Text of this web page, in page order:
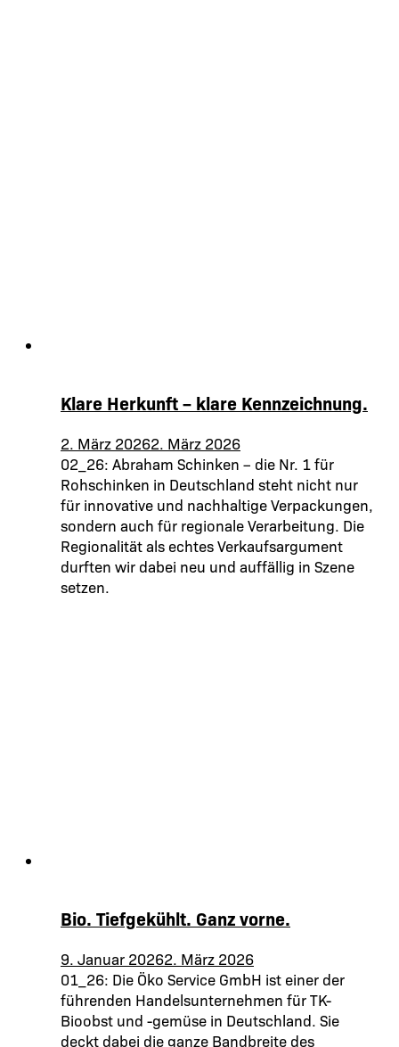
Klare Herkunft – klare Kennzeichnung.
2. März 20262. März 2026
02_26: Abraham Schinken – die Nr. 1 für
Rohschinken in Deutschland steht nicht nur
für innovative und nachhaltige Verpackungen,
sondern auch für regionale Verarbeitung. Die
Regionalität als echtes Verkaufsargument
durften wir dabei neu und auffällig in Szene
setzen.
Bio. Tiefgekühlt. Ganz vorne.
9. Januar 20262. März 2026
01_26: Die Öko Service GmbH ist einer der
führenden Handelsunternehmen für TK-
Bioobst und -gemüse in Deutschland. Sie
deckt dabei die ganze Bandbreite des